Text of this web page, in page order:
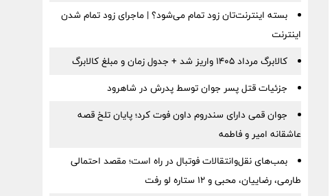
بسته اینترنت‌تان زود تمام می‌شود؟ | ماجرای زود تمام شدن
اینترنت
کالابرگ مرداد ۱۴۰۵ واریز شد + جدول زمان و مبلغ کالابرگ
جزئیات قتل پسر جوان توسط پدرش در شاهرود
جوان قمی دارای سندروم داون فوت کرد؛ پایان تلخ قصه
عاشقانه امیر و فاطمه
بمب‌های نقل‌وانتقالات فوتبال در راه است؛ مقصد احتمالی
طارمی، رضاییان، محبی و ۱۲ ستاره لو رفت